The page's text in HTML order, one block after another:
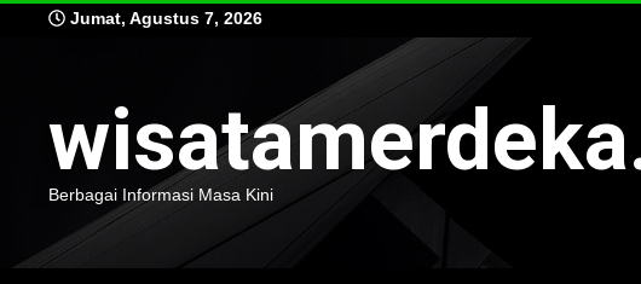
Jumat, Agustus 7, 2026
Berbagai Informasi Masa Kini